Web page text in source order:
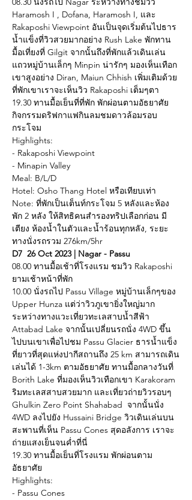
Haramosh I , Dofana, Haramosh I, และ
Rakaposhi Viewpoint อันเป็นจุดเริ่มต้นไปธาร
น้ำแข็งที่วิวสวยมากอย่าง Rush Lake พักทาน
มื้อเที่ยงที่ Gilgit จากนั้นถึงที่พักแล้วเดินเล่น
แถวหมู่บ้านเล็กๆ Minpin น่ารักๆ มองเห็นเทือก
เขาสูงอย่าง Diran, Maiun Chhish เพิ่มเติมด้วย
ที่พักเขาเราจะเห็นวิว Rakaposhi เต็มๆตา
19.30 ทานมื้อเย็นที่ที่พัก พักผ่อนตามอัธยาศัย
กิจกรรมดริฟกาแฟกินลมชมดาวล้อมรอบ
กระโจม
Highlights:
- Rakaposhi Viewpoint
- Minapin Valley
Meal: B/L/D
Hotel: Osho Thang Hotel หรือเทียบเท่า
Note: ที่พักเป็นเต็นท์กระโจม 5 หลังและห้อง
พัก 2 หลัง ให้สิทธิคนสำรองทริปเลือกก่อน มี
เตียง ห้องน้ำในตัวและน้ำร้อนทุกหลัง, ระยะ
ทางนั่งรถรวม 276km/5hr
D7  26 Oct 2023 | Nagar - Passu
08.00 ทานมื้อเช้าที่โรงแรม ชมวิว Rakaposhi
ยามเช้าหน้าที่พัก
10.00 นั่งรถไป Passu Village หมู่บ้านเล็กๆของ
Upper Hunza แต่ว่าวิวภูเขายิ่งใหญ่มาก
ระหว่างทางแวะเที่ยวทะเลสาบน้ำสีฟ้า
Attabad Lake จากนั้นเปลี่ยนรถนั่ง 4WD ขึ้น
ไปบนเขาเพื่อไปชม Passu Glacier ธารน้ำแข็ง
ที่ยาวที่สุดแห่งปากีสถานถึง 25 km สามารถเดิน
เล่นได้ 1-3km ตามอัธยาศัย ทานมื้อกลางวันที่
Borith Lake ที่มองเห็นวิวเทือกเขา Karakoram
ริมทะเลสสาบสวยมาก และเที่ยวถ่ายวิวรอบๆ
Ghulkin Zero Point Shahabad  จากนั้นนั่ง
4WD ลงไปยัง Hussaini Bridge วิวเดินเล่นบน
สะพานที่เห็น Passu Cones สุดอลังการ เราจะ
ถ่ายแสงเย็นจนค่ำที่นี่
19.30 ทานมื้อเย็นที่โรงแรม พักผ่อนตาม
อัธยาศัย
Highlights:
- Passu Cones